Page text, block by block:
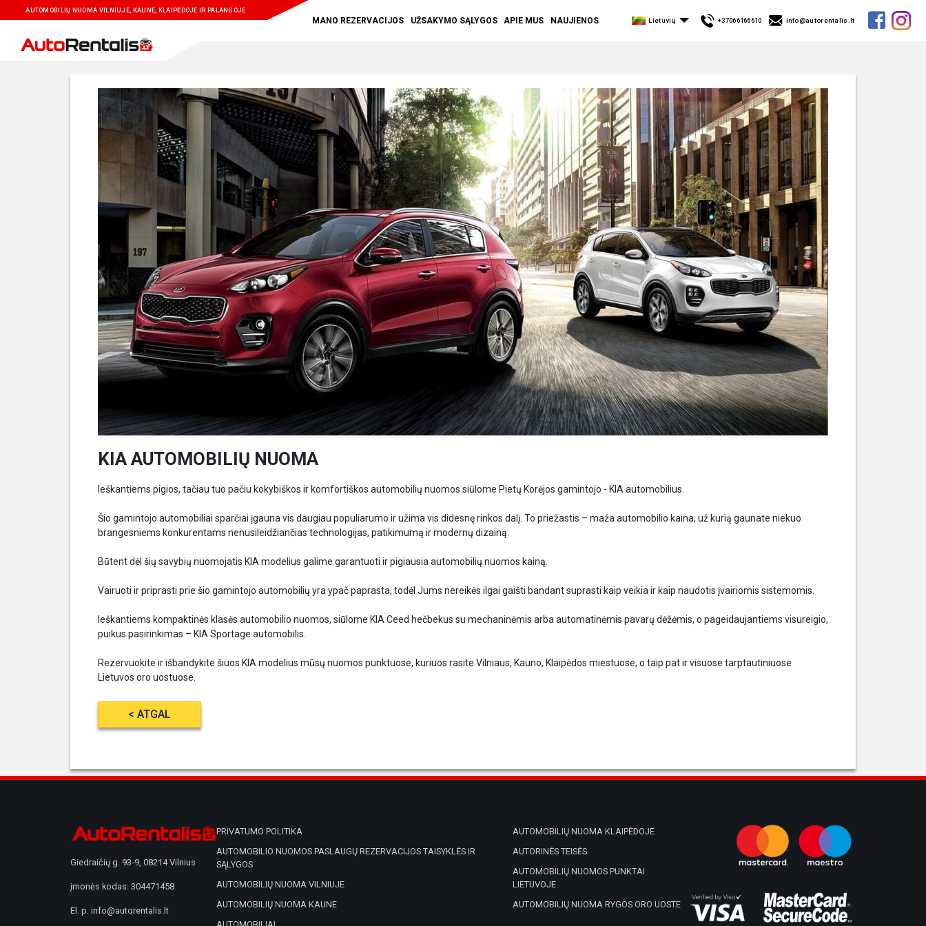
AUTOMOBILIŲ NUOMA VILNIUJE, KAUNE, KLAIPĖDOJE IR PALANGOJE
Lietuvių
+37066166610 info@autorentalis.lt
MANO REZERVACIJOS UŽSAKYMO SĄLYGOS APIE MUS NAUJIENOS
KIA AUTOMOBILIŲ NUOMA
Ieškantiems pigios, tačiau tuo pačiu kokybiškos ir komfortiškos automobilių nuomos siūlome Pietų Korėjos gamintojo - KIA automobilius.
Šio gamintojo automobiliai sparčiai įgauna vis daugiau populiarumo ir užima vis didesnę rinkos dalį. To priežastis – maža automobilio kaina, už kurią gaunate niekuo
brangesniems konkurentams nenusileidžiančias technologijas, patikimumą ir modernų dizainą.
Būtent dėl šių savybių nuomojatis KIA modelius galime garantuoti ir pigiausia automobilių nuomos kainą.
Vairuoti ir priprasti prie šio gamintojo automobilių yra ypač paprasta, todėl Jums nereikės ilgai gaišti bandant suprasti kaip veikia ir kaip naudotis įvairiomis sistemomis.
Ieškantiems kompaktinės klasės automobilio nuomos, siūlome KIA Ceed hečbekus su mechaninėmis arba automatinėmis pavarų dėžėmis, o pageidaujantiems visureigio,
puikus pasirinkimas – KIA Sportage automobilis.
Rezervuokite ir išbandykite šiuos KIA modelius mūsų nuomos punktuose, kuriuos rasite Vilniaus, Kauno, Klaipėdos miestuose, o taip pat ir visuose tarptautiniuose
Lietuvos oro uostuose.
< ATGAL
Giedraičių g. 93-9, 08214 Vilnius
įmonės kodas: 304471458
El. p. info@autorentalis.lt
PRIVATUMO POLITIKA
AUTOMOBILIO NUOMOS PASLAUGŲ REZERVACIJOS TAISYKLĖS IR
SĄLYGOS
AUTOMOBILIŲ NUOMA VILNIUJE
AUTOMOBILIŲ NUOMA KAUNE
AUTOMOBILIŲ NUOMA KLAIPĖDOJE
AUTORINĖS TEISĖS
AUTOMOBILIŲ NUOMOS PUNKTAI
LIETUVOJE
AUTOMOBILIŲ NUOMA RYGOS ORO UOSTE